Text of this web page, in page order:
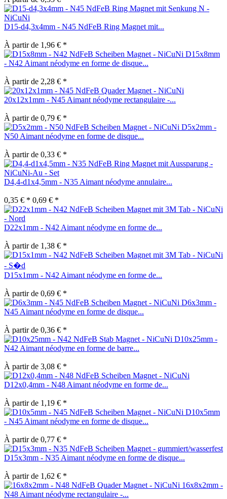
D15-d4,3x4mm - N45 NdFeB Ring Magnet mit...
À partir de 1,96 € *
D15x8mm
- N42 Aimant néodyme en forme de disque...
À partir de 2,28 € *
20x12x1mm - N45 Aimant néodyme rectangulaire -...
À partir de 0,79 € *
D5x2mm -
N50 Aimant néodyme en forme de disque...
À partir de 0,33 € *
D4,4-d1x4,5mm - N35 Aimant néodyme annulaire...
0,35 € * 0,69 € *
D22x1mm - N42 Aimant néodyme en forme de...
À partir de 1,38 € *
D15x1mm - N42 Aimant néodyme en forme de...
À partir de 0,69 € *
D6x3mm -
N45 Aimant néodyme en forme de disque...
À partir de 0,36 € *
D10x25mm -
N42 Aimant néodyme en forme de barre...
À partir de 3,08 € *
D12x0,4mm - N48 Aimant néodyme en forme de...
À partir de 1,19 € *
D10x5mm
- N45 Aimant néodyme en forme de disque...
À partir de 0,77 € *
D15x3mm - N35 Aimant néodyme en forme de disque...
À partir de 1,62 € *
16x8x2mm -
N48 Aimant néodyme rectangulaire -...